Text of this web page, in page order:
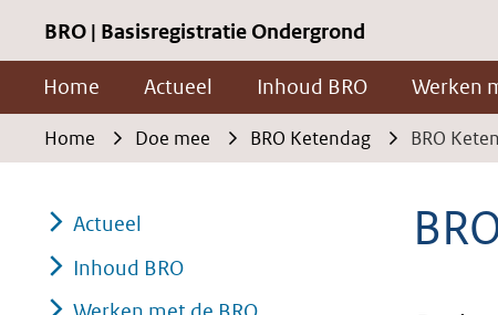
cookies
op
deze
website
worden
geweigerd.
BRO | Basisregistratie Ondergrond
Home Actueel Inhoud BRO Werken
Home Doe mee BRO Ketendag BRO
Actueel
Inhoud BRO